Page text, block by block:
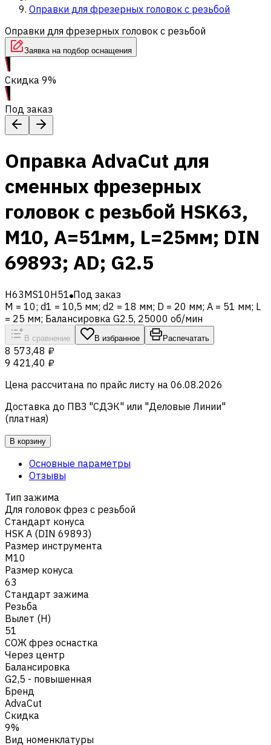
Оправки для фрезерных головок с резьбой
Оправки для фрезерных головок с резьбой
Заявка на подбор оснащения
Скидка 9%
Под заказ
Оправка AdvaCut для
сменных фрезерных
головок с резьбой HSK63,
M10, A=51мм, L=25мм; DIN
69893; AD; G2.5
H63MS10H51 Под заказ
M = 10; d1 = 10,5 мм; d2 = 18 мм; D = 20 мм; A = 51 мм; L
= 25 мм; Балансировка G2.5, 25000 об/мин
В сравнение В избранное Распечатать
8 573,48 ₽
9 421,40 ₽
Цена рассчитана по прайс листу на 06.08.2026
Доставка до ПВЗ "СДЭК" или "Деловые Линии"
(платная)
В корзину
Основные параметры
Отзывы
Тип зажима
Для головок фрез с резьбой
Стандарт конуса
HSK A (DIN 69893)
Размер инструмента
M10
Размер конуса
63
Стандарт зажима
Резьба
Вылет (H)
51
СОЖ фрез оснастка
Через центр
Балансировка
G2,5 - повышенная
Бренд
AdvaCut
Скидка
9%
Вид номенклатуры